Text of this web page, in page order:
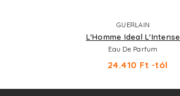
GUERLAIN
L'Homme Ideal L'Intense
Eau De Parfum
24.410 Ft -tól